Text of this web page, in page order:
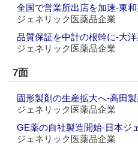
全国で営業所出店を加速‐東
ジェネリック医薬品企業
品質保証を中計の根幹に‐大
ジェネリック医薬品企業
7面
固形製剤の生産拡大へ‐高田
ジェネリック医薬品企業
GE薬の自社製造開始‐日本ジ
ジェネリック医薬品企業